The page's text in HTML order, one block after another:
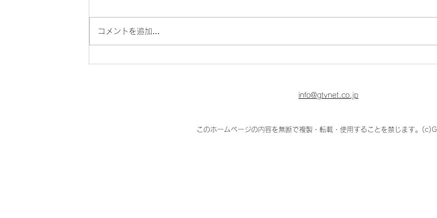
Kカフェ営業につきまして
Kカフェ営業につきまして
Kカ
コメントを追加…
info@gtvnet.co.jp
このホームページの内容を無断で複製・転載・使用することを禁じます。